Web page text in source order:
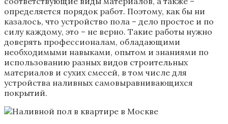
определяется порядок работ. Поэтому, как бы ни
казалось, что устройство пола – дело простое и по
силу каждому, это – не верно. Такие работы нужно
доверять профессионалам, обладающими
необходимыми навыками, опытом и знаниями по
использованию разных видов строительных
материалов и сухих смесей, в том числе для
устройства наливных самовыравнивающихся
покрытий.